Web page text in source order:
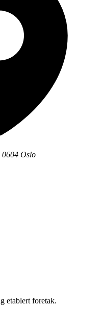
0604 Oslo
etablert foretak.